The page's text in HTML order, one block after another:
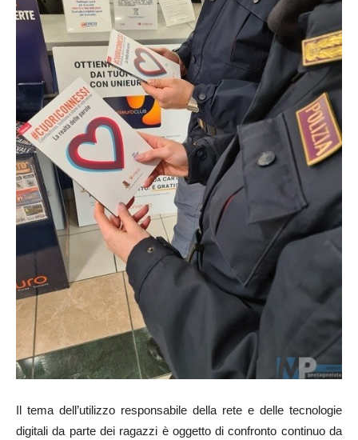
Il tema dell’utilizzo responsabile della rete e delle tecnologie
digitali da parte dei ragazzi è oggetto di confronto continuo da